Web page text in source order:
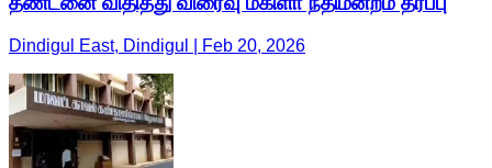
Dindigul East, Dindigul | Feb 20, 2026